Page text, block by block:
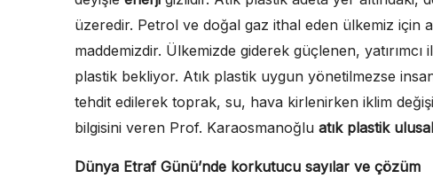
üzeredir. Petrol ve doğal gaz ithal eden ülkemiz için
maddemizdir. Ülkemizde giderek güçlenen,
plastik bekliyor. Atık plastik uygun yönetilmezse
tehdit edilerek toprak, su, hava kirlenirken iklim
bilgisini veren Prof. Karaosmanoğlu atık plastik
Dünya Etraf Günü’nde korkutucu sayılar ve çözüm